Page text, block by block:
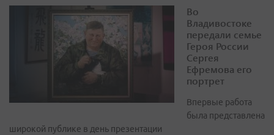
Во
Владивостоке
передали семье
Героя России
Сергея
Ефремова его
портрет
Впервые работа
была представлена
широкой публике в день презентации